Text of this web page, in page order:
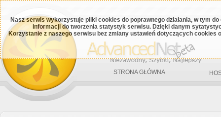
Nasz serwis wykorzystuje pliki cookies do poprawnego działania, w tym
informacji do tworzenia statystyk serwisu. Dzięki danym
Korzystanie z naszego serwisu bez zmiany ustawień dotyczących cookies
STRONA GŁÓWNA